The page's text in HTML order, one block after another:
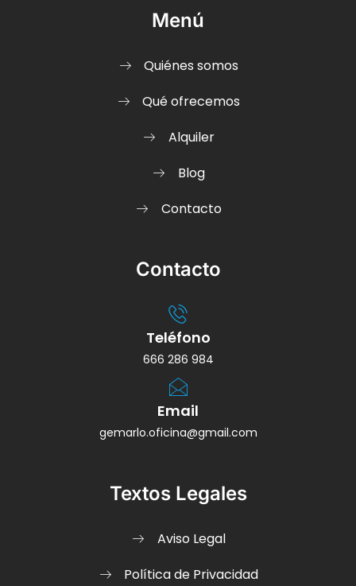
Menú
Quiénes somos
Qué ofrecemos
Alquiler
Blog
Contacto
Contacto
Teléfono
666 286 984
Email
gemarlo.oficina@gmail.com
Textos Legales
Aviso Legal
Política de Privacidad